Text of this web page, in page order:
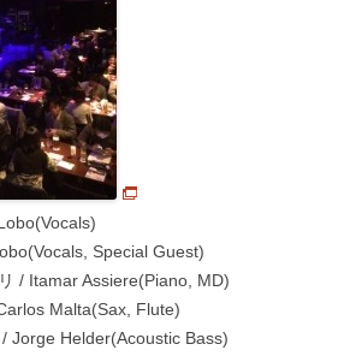
Special Guest)
/ Itamar Assiere(Piano, MD)
Malta(Sax, Flute)
Jorge Helder(Acoustic Bass)